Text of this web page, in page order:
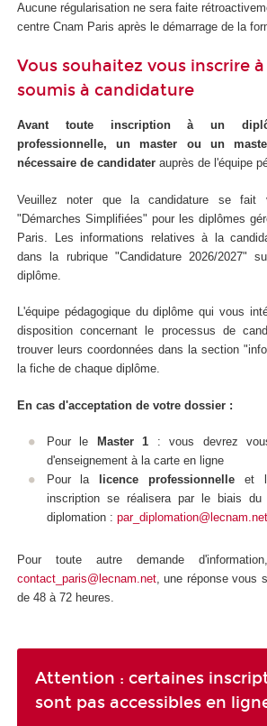
Aucune régularisation ne sera faite
centre Cnam Paris après le démarrage de la
Vous souhaitez vous inscrire
soumis à candidature
Avant toute inscription à un
professionnelle, un master ou un
nécessaire de candidater auprès de l'équipe
Veuillez noter que la candidature se fait
"Démarches Simplifiées" pour les diplômes
Paris. Les informations relatives à la
dans la rubrique "Candidature 2026/2027"
diplôme.
L'équipe pédagogique du diplôme qui vous
disposition concernant le processus de
trouver leurs coordonnées dans la section
la fiche de chaque diplôme.
En cas d'acceptation de votre dossier :
Pour le Master 1 : vous devrez
d'enseignementà la carte en ligne
Pour la
licence professionnelle et
inscription se réalisera par le biais du
diplomation : par_diplomation@lecnam.net
Pour toute autre demande
contact_paris@lecnam.net, une réponse vous
de 48 à 72 heures.
Attention : certaines
sont pas accessibles en